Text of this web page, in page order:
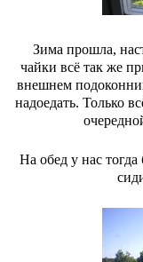
Зима прошла,
чайки всё так же
внешнем
надоедать. Только
На обед у нас